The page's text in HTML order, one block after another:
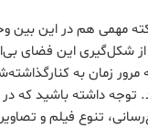
مهمی هم در این بین
شکل‌گیری این فضای
مرور زمان به
توجه داشته باشید که
تنوع فیلم و